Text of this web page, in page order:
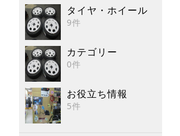
タイヤ・ホイール
9件
カテゴリー
0件
お役立ち情報
5件